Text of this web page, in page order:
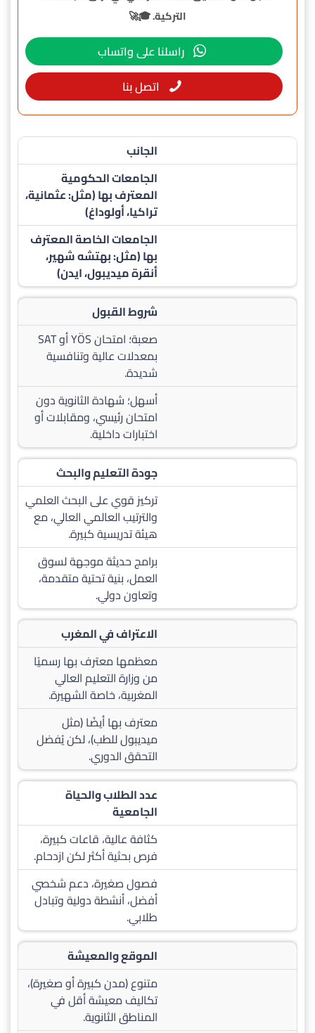
التركية. 🎓🚀
راسلنا على واتساب
اتصل بنا
الجانب
الجامعات الحكومية
المعترف بها (مثل: عثمانية،
تراكيا، أولوداغ)
الجامعات الخاصة المعترف
بها (مثل: بهتشه شهير،
أنقرة ميديبول، ايدن)
شروط القبول
صعبة؛ امتحان YÖS أو SAT
بمعدلات عالية وتنافسية
شديدة.
أسهل؛ شهادة الثانوية دون
امتحان رئيسي، ومقابلات أو
اختبارات داخلية.
جودة التعليم والبحث
تركيز قوي على البحث العلمي
والترتيب العالمي العالي، مع
هيئة تدريسية كبيرة.
برامج حديثة موجهة لسوق
العمل، بنية تحتية متقدمة،
وتعاون دولي.
الاعتراف في المغرب
معظمها معترف بها رسميًا
من وزارة التعليم العالي
المغربية، خاصة الشهيرة.
معترف بها أيضًا (مثل
ميديبول للطب)، لكن يُفضل
التحقق الدوري.
عدد الطلاب والحياة
الجامعية
كثافة عالية، قاعات كبيرة،
فرص بحثية أكثر لكن ازدحام.​
فصول صغيرة، دعم شخصي
أفضل، أنشطة دولية وتبادل
طلابي.
الموقع والمعيشة
متنوع (مدن كبيرة أو صغيرة)،
تكاليف معيشة أقل في
المناطق الثانوية.​